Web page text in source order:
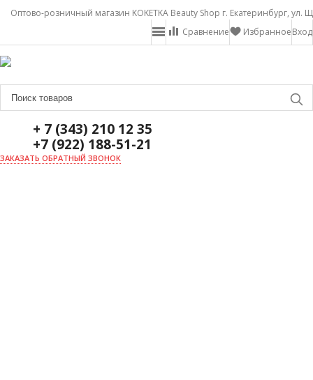
Оптово-розничный магазин KOKETKA Beauty Shop г. Екатеринбург, ул.
Вход
Избранное
Сравнение
+ 7 (343) 210 12 35
+7 (922) 188-51-21
ЗАКАЗАТЬ ОБРАТНЫЙ ЗВОНОК